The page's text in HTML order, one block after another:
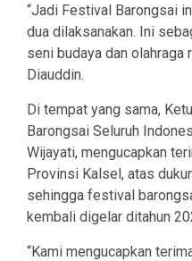
“Jadi Festival Barongsai
dua dilaksanakan. Ini
seni budaya dan olahraga
Diauddin.
Di tempat yang sama,
Barongsai Seluruh
Wijayati, mengucapkan
Provinsi Kalsel, atas
sehingga festival
kembali digelar ditahun
“Kami mengucapkan